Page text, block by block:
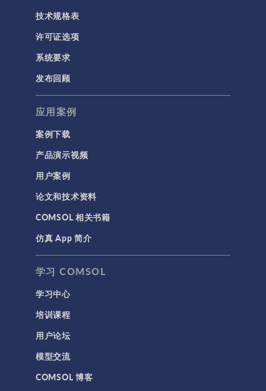
技术规格表
许可证选项
系统要求
发布回顾
应用案例
案例下载
产品演示视频
用户案例
论文和技术资料
COMSOL 相关书籍
仿真 App 简介
学习 COMSOL
学习中心
培训课程
用户论坛
模型交流
COMSOL 博客